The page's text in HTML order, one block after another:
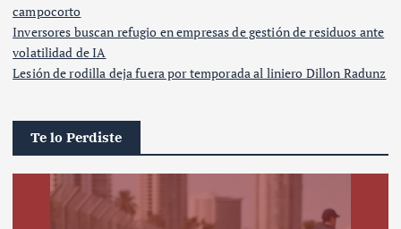
campocorto
Inversores buscan refugio en empresas de gestión de residuos ante
volatilidad de IA
Lesión de rodilla deja fuera por temporada al liniero Dillon Radunz
Te lo Perdiste